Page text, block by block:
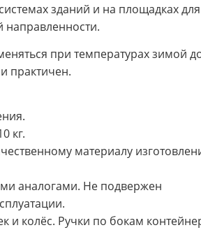
зданий и на площадках для
направленности.
при температурах зимой
практичен.
кг.
материалу
аналогами. Не подвержен
и колёс. Ручки по бокам